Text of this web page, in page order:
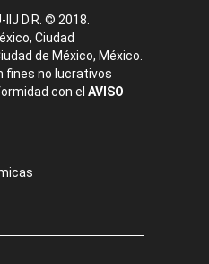
D.R. © 2018.
Ciudad
de México, México.
fines no lucrativos
con el AVISO